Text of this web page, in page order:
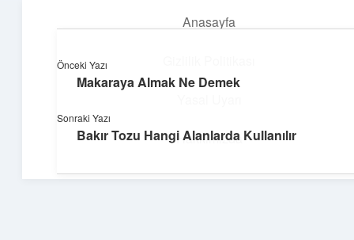
Anasayfa
Hakkımızda
Yapı ve İlham
Yaratıcı projelerle dünyanı inşa et!
Önceki Yazı
Makaraya Almak Ne Demek
Sonraki Yazı
Bakır Tozu Hangi Alanlarda Kullanılır